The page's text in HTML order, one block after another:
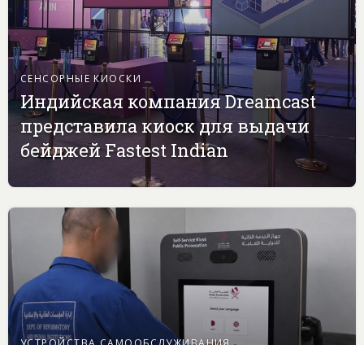
СЕНСОРНЫЕ КИОСКИ
Индийская компания Dreamcast
представила киоск для выдачи
бейджей Fastest Indian